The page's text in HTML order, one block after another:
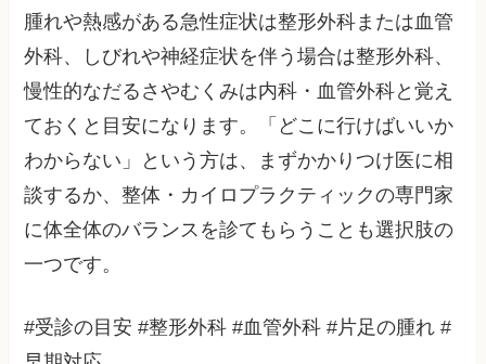
腫れや熱感がある急性症状は整形外科または血管
外科、しびれや神経症状を伴う場合は整形外科、
慢性的なだるさやむくみは内科・血管外科と覚え
ておくと目安になります。「どこに行けばいいか
わからない」という方は、まずかかりつけ医に相
談するか、整体・カイロプラクティックの専門家
に体全体のバランスを診てもらうことも選択肢の
一つです。
#受診の目安 #整形外科 #血管外科 #片足の腫れ #